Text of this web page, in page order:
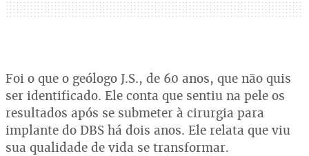
Foi o que o geólogo J.S., de 60 anos, que não quis
ser identificado. Ele conta que sentiu na pele os
resultados após se submeter à cirurgia para
implante do DBS há dois anos. Ele relata que viu
sua qualidade de vida se transformar.